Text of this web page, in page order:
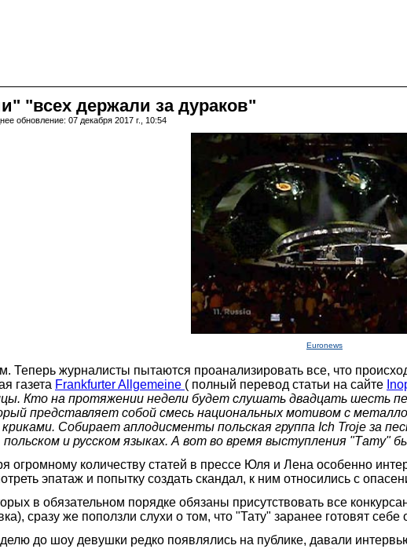
"всех держали за дураков"
обновление: 07 декабря 2017 г., 10:54
Euronews
журналисты пытаются проанализировать все, что
газета Frankfurter Allgemeine ( полный перевод статьи на сайте
Кто на протяжении недели будет слушать двадцать шесть
представляет собой смесь национальных мотивом с
Собирает аплодисменты польская группа Ich Troje за
и русском языках. А вот во время выступления "Тату"
огромному количеству статей в прессе Юля и Лена особенно
эпатаж и попытку создать скандал, к ним относились с
в обязательном порядке обязаны присутствовать все
сразу же поползли слухи о том, что "Тату" заранее готовят
до шоу девушки редко появлялись на публике, давали